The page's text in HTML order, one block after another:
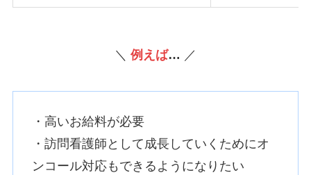
＼ 例えば… ／
・高いお給料が必要
・訪問看護師として成長していくためにオ
ンコール対応もできるようになりたい